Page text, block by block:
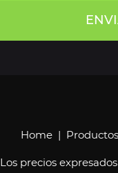
Home | Productos
Los precios